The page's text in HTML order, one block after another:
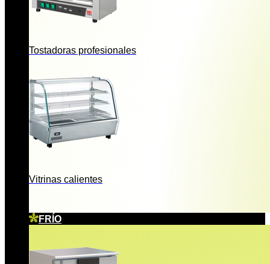
Tostadoras profesionales
Vitrinas calientes
FRÍO